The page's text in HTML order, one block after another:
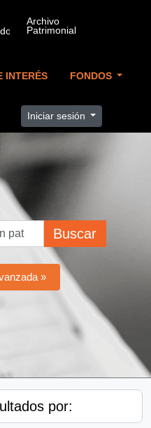
INTERÉS FONDOS
Iniciar sesión
Buscar
»
por: